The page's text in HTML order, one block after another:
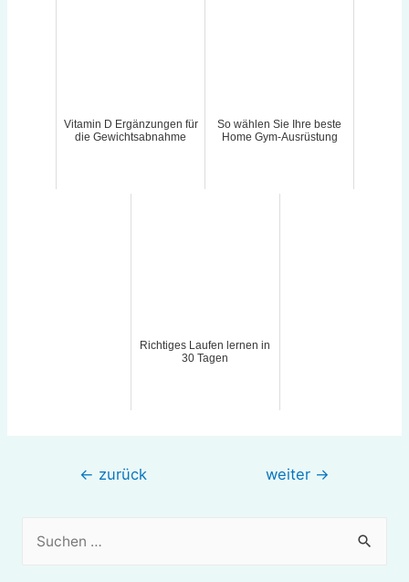
Vitamin D Ergänzungen für
die Gewichtsabnahme
So wählen Sie Ihre beste
Home Gym-Ausrüstung
Richtiges Laufen lernen in
30 Tagen
Beitragsnavigation
← zurück weiter →